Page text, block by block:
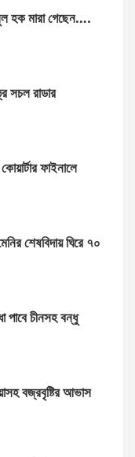
হক মারা গেছেন….
সচল রাডার
ফাইনালে
শেষবিদায় ঘিরে ৭০
পাবে চীনসহ বন্ধু
বজ্রবৃষ্টির আভাস